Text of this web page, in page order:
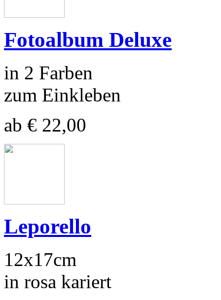
Fotoalbum Deluxe
in 2 Farben
zum Einkleben
ab € 22,00
Leporello
12x17cm
in rosa kariert